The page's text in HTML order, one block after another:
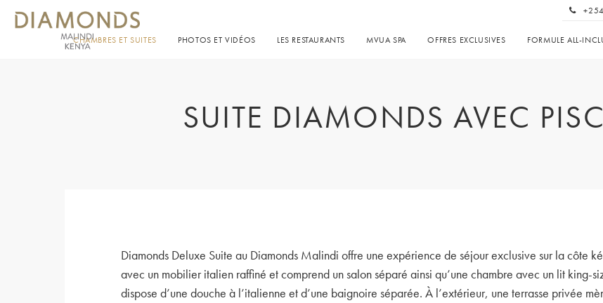
CHAMBRES ET SUITES PHOTOS ET VIDÉOS LES RESTAURANTS MVUA SPA OFFRES EXCLUSIVES FORMULE ALL-
SUITE DIAMONDS AVEC
Diamonds Deluxe Suite au Diamonds Malindi offre une expérience de séjour exclusive sur la côte
avec un mobilier italien raffiné et comprend un salon séparé ainsi qu’une chambre avec un lit king-
dispose d’une douche à l’italienne et d’une baignoire séparée. À l’extérieur, une terrasse privée